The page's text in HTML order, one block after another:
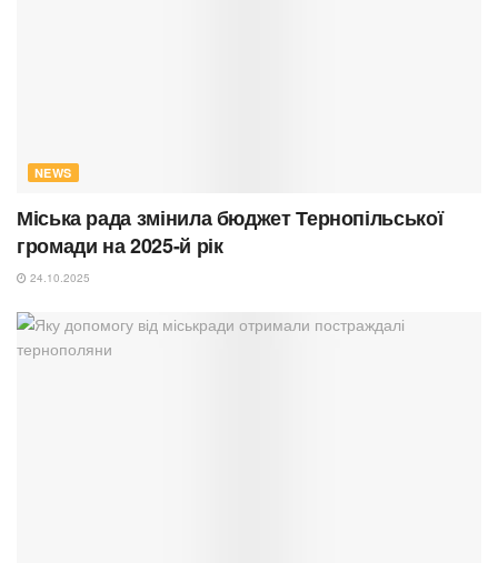
NEWS
Міська рада змінила бюджет Тернопільської
громади на 2025-й рік
24.10.2025